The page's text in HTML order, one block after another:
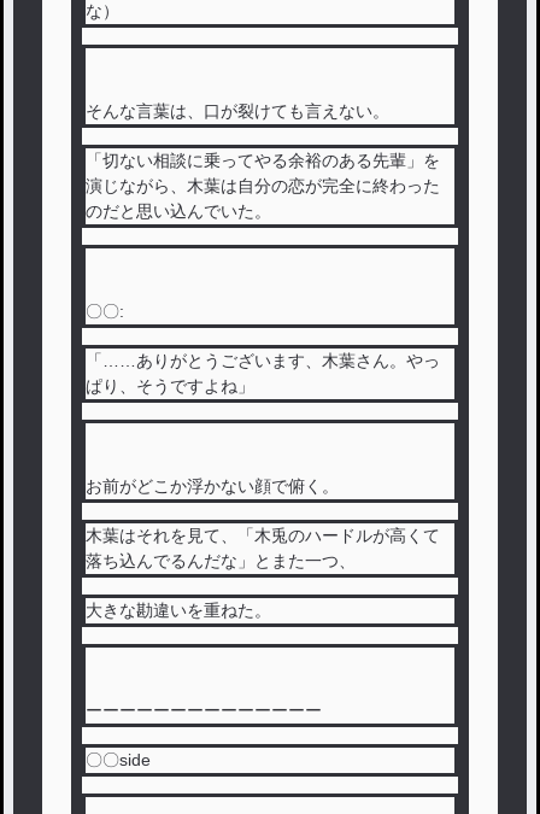
な）
そんな言葉は、口が裂けても言えない。
「切ない相談に乗ってやる余裕のある先輩」を
演じながら、木葉は自分の恋が完全に終わった
のだと思い込んでいた。
〇〇:
「……ありがとうございます、木葉さん。やっ
ぱり、そうですよね」
お前がどこか浮かない顔で俯く。
木葉はそれを見て、「木兎のハードルが高くて
落ち込んでるんだな」とまた一つ、
大きな勘違いを重ねた。
ーーーーーーーーーーーーーー
〇〇side